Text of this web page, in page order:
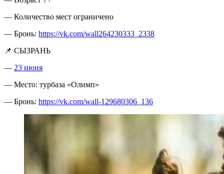
— Количество мест ограничено
— Бронь: https://vk.com/wall264230333_2338
📌 СЫЗРАНЬ
— 23 июня
— Место: турбаза «Олимп»
— Бронь: https://vk.com/wall-129680306_136